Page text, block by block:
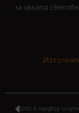
за цялата